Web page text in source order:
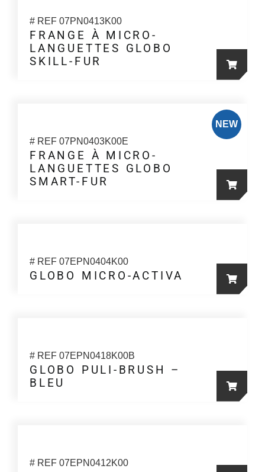
# REF 07PN0413K00
FRANGE À MICRO-
LANGUETTES GLOBO
SKILL-FUR
# REF 07PN0403K00E
FRANGE À MICRO-
LANGUETTES GLOBO
SMART-FUR
NEW
# REF 07EPN0404K00
GLOBO MICRO-ACTIVA
# REF 07EPN0418K00B
GLOBO PULI-BRUSH –
BLEU
Ce
# REF 07EPN0412K00